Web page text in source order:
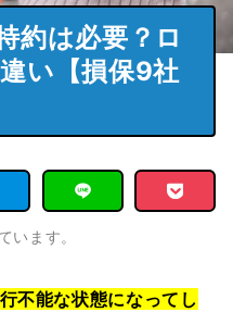
約は必要？ロ
い【損保9社
います。
不能な状態になってし